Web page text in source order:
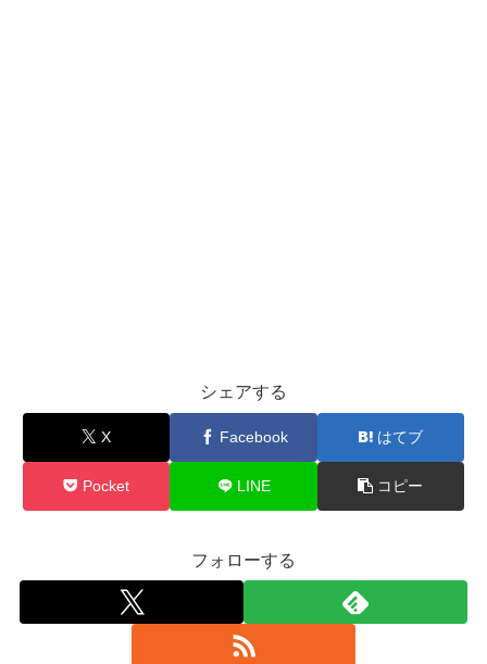
シェアする
X Facebook はてブ
Pocket LINE コピー
フォローする